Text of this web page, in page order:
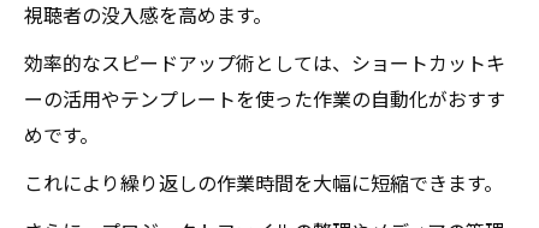
視聴者の没入感を高めます。
効率的なスピードアップ術としては、ショートカットキ
ーの活用やテンプレートを使った作業の自動化がおすす
めです。
これにより繰り返しの作業時間を大幅に短縮できます。